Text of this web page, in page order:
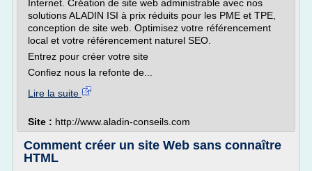
Internet. Création de site web administrable avec nos
solutions ALADIN ISI à prix réduits pour les PME et TPE,
conception de site web. Optimisez votre référencement
local et votre référencement naturel SEO.
Entrez pour créer votre site
Confiez nous la refonte de...
Lire la suite
Site : http://www.aladin-conseils.com
Comment créer un site Web sans connaître
HTML